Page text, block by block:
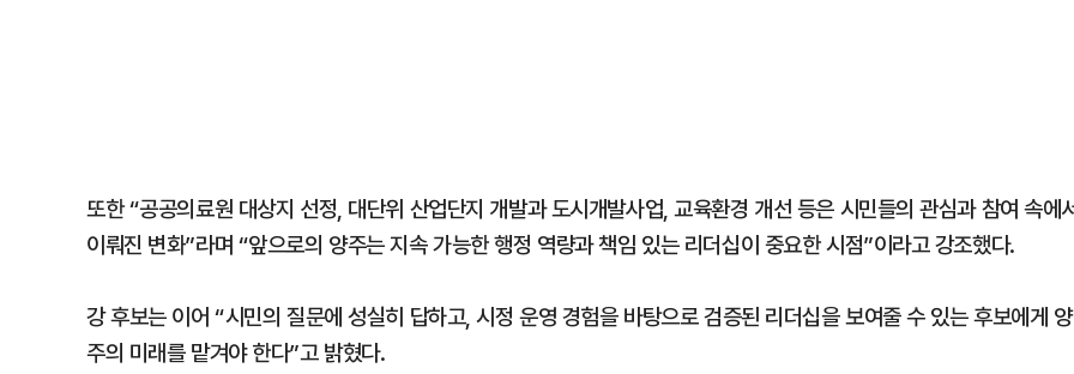
또한 “공공의료원 대상지 선정, 대단위 산업단지 개발과 도시개발사업, 교육환경 개선 등은 시민들의 관심과 참여 속에
이뤄진 변화”라며 “앞으로의 양주는 지속 가능한 행정 역량과 책임 있는 리더십이 중요한 시점”이라고 강조했다.
강 후보는 이어 “시민의 질문에 성실히 답하고, 시정 운영 경험을 바탕으로 검증된 리더십을 보여줄 수 있는 후보에게 양
주의 미래를 맡겨야 한다”고 밝혔다.